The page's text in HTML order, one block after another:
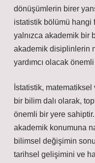
dönüşümlerin birer
istatistik bölümü hangi
yalnızca akademik bir
akademik disiplinlerin
yardımcı olacak
İstatistik,
bir bilim dalı olarak,
önemli bir yere
akademik konumuna
bilimsel değişimin
tarihsel gelişimini ve